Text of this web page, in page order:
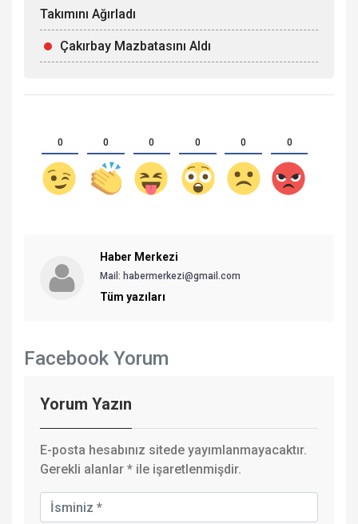
Takımını Ağırladı
Çakırbay Mazbatasını Aldı
0 0 0 0 0 0
Haber Merkezi
Mail: habermerkezi@gmail.com
Tüm yazıları
Facebook Yorum
Yorum Yazın
E-posta hesabınız sitede yayımlanmayacaktır.
Gerekli alanlar * ile işaretlenmişdir.